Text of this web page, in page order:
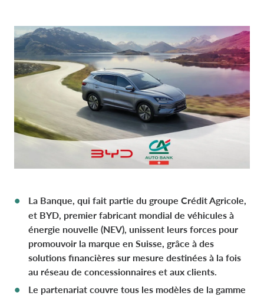
DONNÉES DE L’ENTREPRISE
CARRIÈRES
DIGITAL FACTORY
CONTO DEPOSITO
PRÊTS PERSONNALISÉS
CA AUTO PAY
FINANCEMENT DE GROS
MOBILITY STORE
MANAGEMENT
SYSTÈME DES CONTRÔLES INTERNES
ORGANISME DE SURVEILLANCE
LE CODE DE CONDUITE
STATUT
RÉVISION LÉGALE DES COMPTES
POLITIQUES DE RÉMUNÉRATION
STRATÉGIE FINANCIÈRE
PRÉSENTATIONS
RÈGLEMENT EUROPÉEN BENCHMARK
NEWS
DURABILITÉ
ESPACE PRESSE
CA AUTO BANK GROUP
DANEMARK CA AUTO FINANCE
ESPAGNE CA AUTO BANK
FRANCE CA AUTO BANK
GRÈCE CA AUTO BANK
ITALIE CA AUTO BANK
PAYS-BAS CA AUTO FINANCE
La Banque, qui fait partie du groupe Crédit Agricole,
et BYD, premier fabricant mondial de véhicules à
énergie nouvelle (NEV), unissent leurs forces pour
promouvoir la marque en Suisse, grâce à des
solutions financières sur mesure destinées à la fois
au réseau de concessionnaires et aux clients.
Le partenariat couvre tous les modèles de la gamme